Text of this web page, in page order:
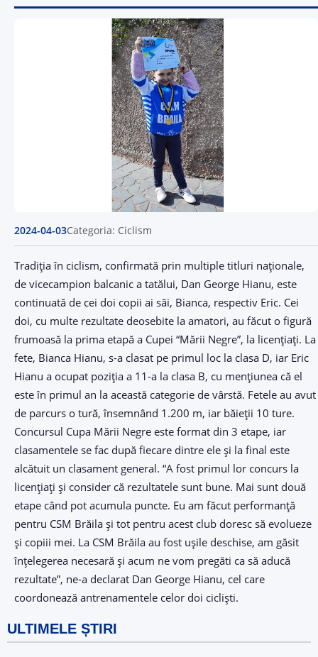
2024-04-03Categoria: Ciclism
Tradiția în ciclism, confirmată prin multiple titluri naționale,
de vicecampion balcanic a tatălui, Dan George Hianu, este
continuată de cei doi copii ai săi, Bianca, respectiv Eric. Cei
doi, cu multe rezultate deosebite la amatori, au făcut o figură
frumoasă la prima etapă a Cupei “Mării Negre”, la licențiați. La
fete, Bianca Hianu, s-a clasat pe primul loc la clasa D, iar Eric
Hianu a ocupat poziția a 11-a la clasa B, cu mențiunea că el
este în primul an la această categorie de vârstă. Fetele au avut
de parcurs o tură, însemnând 1.200 m, iar băieții 10 ture.
Concursul Cupa Mării Negre este format din 3 etape, iar
clasamentele se fac după fiecare dintre ele și la final este
alcătuit un clasament general. “A fost primul lor concurs la
licențiați și consider că rezultatele sunt bune. Mai sunt două
etape când pot acumula puncte. Eu am făcut performanță
pentru CSM Brăila și tot pentru acest club doresc să evolueze
și copiii mei. La CSM Brăila au fost ușile deschise, am găsit
înțelegerea necesară și acum ne vom pregăti ca să aducă
rezultate”, ne-a declarat Dan George Hianu, cel care
coordonează antrenamentele celor doi cicliști.
ULTIMELE ȘTIRI